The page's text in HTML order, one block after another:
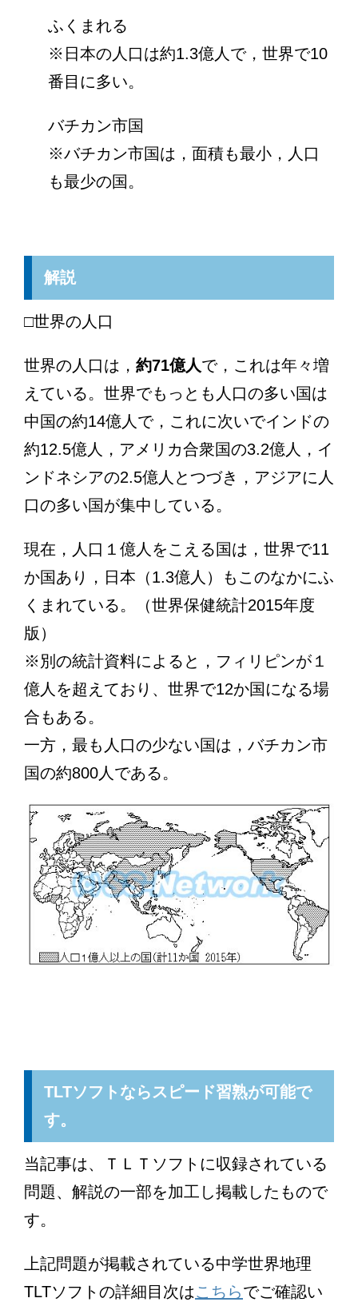
ふくまれる
※日本の人口は約1.3億人で，世界で10
番目に多い。
バチカン市国
※バチカン市国は，面積も最小，人口
も最少の国。
解説
□世界の人口
世界の人口は， 約71億人で，これは年々増
えている。世界でもっとも人口の多い国は
中国の約14億人で，これに次いでインドの
約12.5億人，アメリカ合衆国の3.2億人，イ
ンドネシアの2.5億人とつづき，アジアに人
口の多い国が集中している。
現在，人口１億人をこえる国は，世界で11
か国あり，日本（1.3億人）もこのなかにふ
くまれている。（世界保健統計2015年度
版）
※別の統計資料によると，フィリピンが１
億人を超えており、世界で12か国になる場
合もある。
一方，最も人口の少ない国は，バチカン市
国の約800人である。
TLTソフトならスピード習熟が可能で
す。
当記事は、ＴＬＴソフトに収録されている
問題、解説の一部を加工し掲載したもので
す。
上記問題が掲載されている中学世界地理
TLTソフトの詳細目次はこちらでご確認い